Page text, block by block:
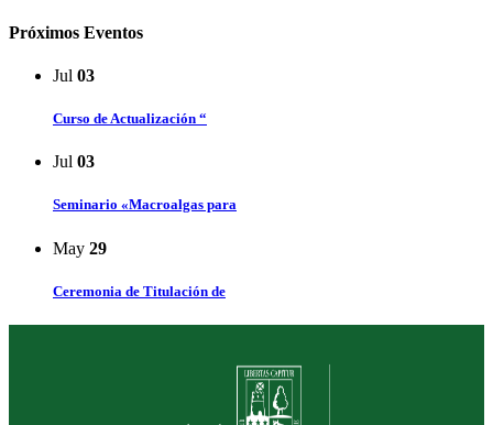
Próximos Eventos
Jul 03
Curso de Actualización “
Jul 03
Seminario «Macroalgas para
May 29
Ceremonia de Titulación de